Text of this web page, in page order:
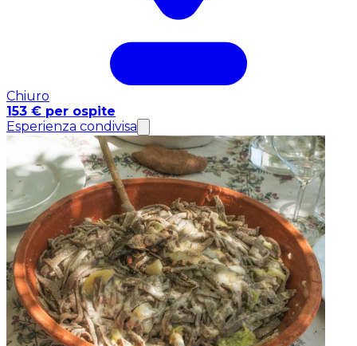
Chiuro
153 € per ospite
Esperienza condivisa